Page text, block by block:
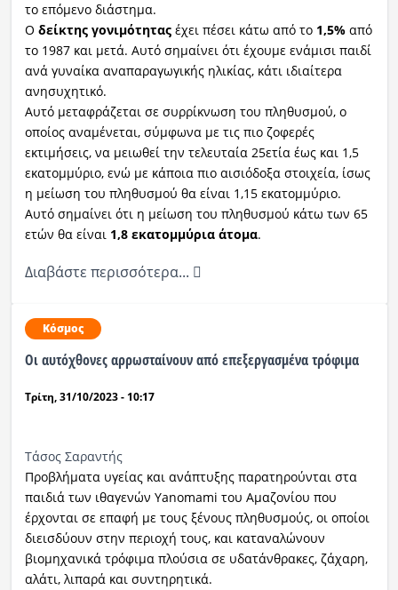
το επόμενο διάστημα.
Ο δείκτης γονιμότηταςέχει πέσει κάτω από το 1,5%από
το 1987 και μετά. Αυτό σημαίνει ότι έχουμε ενάμισι παιδί
ανά γυναίκα αναπαραγωγικής ηλικίας, κάτι ιδιαίτερα
ανησυχητικό.
Αυτό μεταφράζεται σε συρρίκνωση του πληθυσμού, ο
οποίος αναμένεται, σύμφωνα με τις πιο ζοφερές
εκτιμήσεις, να μειωθεί την τελευταία 25ετία έως και 1,5
εκατομμύριο, ενώ με κάποια πιο αισιόδοξα στοιχεία, ίσως
η μείωση του πληθυσμού θα είναι 1,15 εκατομμύριο.
Αυτό σημαίνει ότι η μείωση του πληθυσμού κάτω των 65
ετών θα είναι 1,8 εκατομμύρια άτομα.
Διαβάστε περισσότερα...
Κόσμος
Οι αυτόχθονες αρρωσταίνουν από επεξεργασμένα τρόφιμα
Τρίτη, 31/10/2023 - 10:17
Τάσος Σαραντής
Προβλήματα υγείας και ανάπτυξης παρατηρούνται στα
παιδιά των ιθαγενών Yanomami του Αμαζονίου που
έρχονται σε επαφή με τους ξένους πληθυσμούς, οι οποίοι
διεισδύουν στην περιοχή τους, και καταναλώνουν
βιομηχανικά τρόφιμα πλούσια σε υδατάνθρακες, ζάχαρη,
αλάτι, λιπαρά και συντηρητικά.